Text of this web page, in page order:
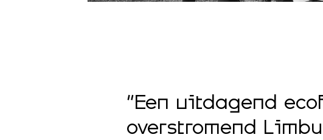
“Een uitdagend
overstromend